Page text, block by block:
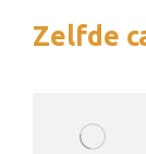
Zelfde